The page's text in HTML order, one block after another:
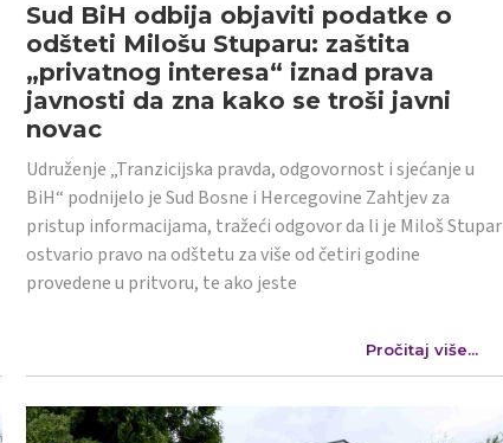
Sud BiH odbija objaviti podatke o
odšteti Milošu Stuparu: zaštita
„privatnog interesa“ iznad prava
javnosti da zna kako se troši javni
novac
Udruženje „Tranzicijska pravda, odgovornost i sjećanje u
BiH“ podnijelo je Sud Bosne i Hercegovine Zahtjev za
pristup informacijama, tražeći odgovor da li je Miloš Stupar
ostvario pravo na odštetu za više od četiri godine
provedene u pritvoru, te ako jeste
Pročitaj više...